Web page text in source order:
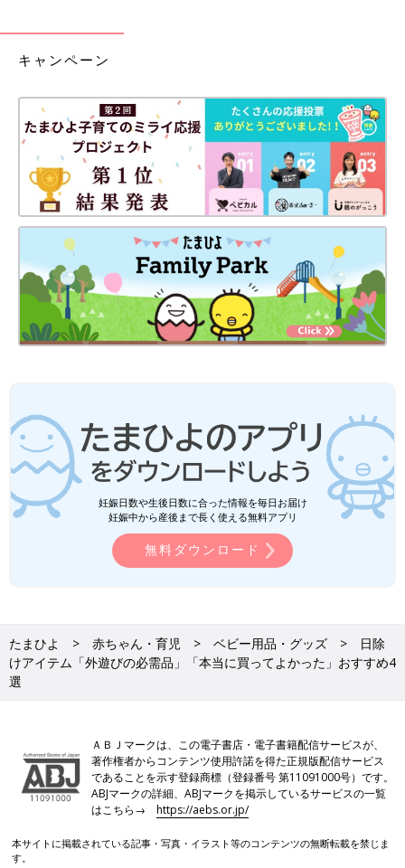
キャンペーン
妊娠日数や生後日数に合った情報を毎日お届け
妊娠中から産後まで長く使える無料アプリ
無料ダウンロード
たまひよ 赤ちゃん・育児 ベビー用品・グッズ
日除
けアイテム「外遊びの必需品」「本当に買ってよかった」おすすめ4
選
ＡＢＪマークは、この電子書店・電子書籍配信サービスが、
著作権者からコンテンツ使用許諾を得た正規版配信サービス
であることを示す登録商標（登録番号 第11091000号）です。
ABJマークの詳細、ABJマークを掲示しているサービスの一覧
はこちら→https://aebs.or.jp/
本サイトに掲載されている記事・写真・イラスト等のコンテンツの無断転載を禁じま
す。